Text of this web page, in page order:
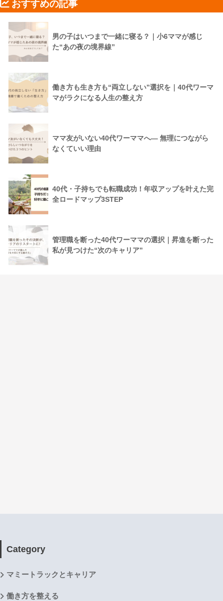
おすすめの記事
男の子はいつまで一緒に寝る？｜小6ママが感じ
た“あの夜の境界線”
働き方も生き方も“両立しない”選択を｜40代ワーマ
マがラクになる人生の整え方
ママ友がいない40代ワーママへ― 無理につながら
なくていい理由
40代・子持ちでも転職成功！年収アップを叶えた完
全ロードマップ3STEP
管理職を断った40代ワーママの選択｜昇進を断った
私が見つけた“次のキャリア”
Category
マミートラックとキャリア
働き方を整える